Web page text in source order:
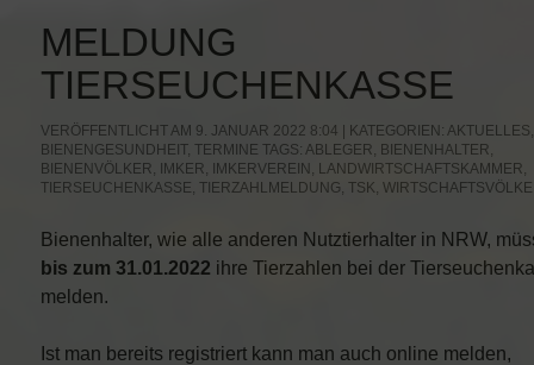
MELDUNG
TIERSEUCHENKASSE
VERÖFFENTLICHT AM 9. JANUAR 2022 8:04 | KATEGORIEN: AKTUELLES,
BIENENGESUNDHEIT, TERMINE TAGS: ABLEGER, BIENENHALTER,
BIENENVÖLKER, IMKER, IMKERVEREIN , LANDWIRTSCHAFTSKAMMER,
TIERSEUCHENKASSE, TIERZAHLMELDUNG, TSK,
Bienenhalter, wie alle anderen Nutztierhalter in NRW,
bis zum 31.01.2022 ihre Tierzahlen bei der
melden.
Ist man bereits registriert kann man auch online melden,